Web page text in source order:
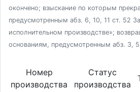
окончено; взыскание по которым
предусмотренным абз. 6, 10, 11 ст. 52
исполнительном производстве»;
основаниям, предусмотренным абз. 3,
Номер
производства
Статус
производства